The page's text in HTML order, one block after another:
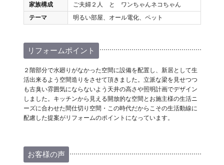
家族構成
ご夫婦２人 と ワンちゃんネコちゃん
テーマ
明るい部屋、オール電化、ペット
リフォームポイント
２階部分で水廻りがなかった空間に設備を配置し、新居として生
活出来るよう空間造りをさせて頂きました。立派な梁を見せつつ
も古臭い雰囲気にならないよう天井の高さや照明計画でデザイン
しました。キッチンから見える開放的な空間とお施主様の生活ニ
ーズに合わせた間仕切り空間・この時代だからこその生活動線に
配慮した提案がリフォームのポイントになっています。
お客様の声